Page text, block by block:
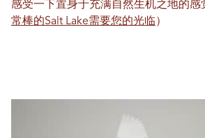
感受一下置身于充满自然生机之地的感
常棒的Salt Lake需要您的光临 ）